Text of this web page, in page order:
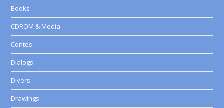
Books
CDROM & Media
Contes
Dialogs
Divers
Drawings